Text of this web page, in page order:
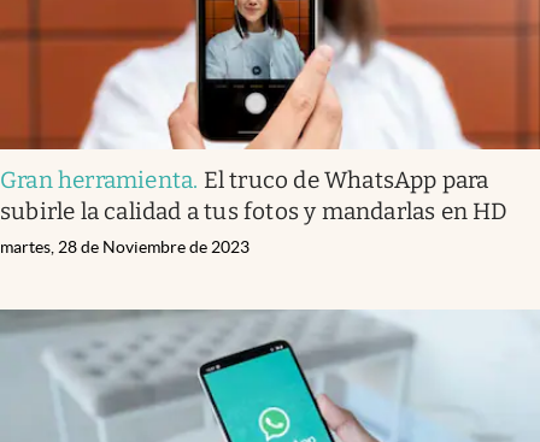
Gran herramienta. El truco de WhatsApp para
subirle la calidad a tus fotos y mandarlas en HD
martes, 28 de Noviembre de 2023